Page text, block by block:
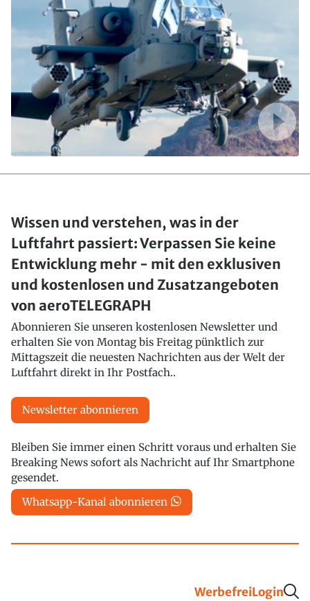
Wissen und verstehen, was in der
Luftfahrt passiert: Verpassen Sie keine
Entwicklung mehr - mit den exklusiven
und kostenlosen und Zusatzangeboten
von aeroTELEGRAPH
Abonnieren Sie unseren kostenlosen Newsletter und
erhalten Sie von Montag bis Freitag pünktlich zur
Mittagszeit die neuesten Nachrichten aus der Welt der
Luftfahrt direkt in Ihr Postfach..
Newsletter abonnieren
Bleiben Sie immer einen Schritt voraus und erhalten Sie
Breaking News sofort als Nachricht auf Ihr Smartphone
gesendet.
Whatsapp-Kanal abonnieren
WerbefreiLogin